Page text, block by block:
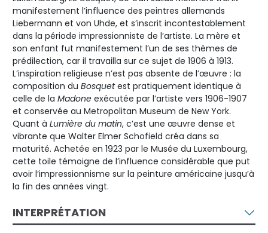
manifestement l’influence des peintres allemands
Liebermann et von Uhde, et s’inscrit incontestablement
dans la période impressionniste de l’artiste. La mère et
son enfant fut manifestement l’un de ses thèmes de
prédilection, car il travailla sur ce sujet de 1906 à 1913.
L’inspiration religieuse n’est pas absente de l’œuvre : la
composition du Bosquetest pratiquement identique à
celle de la Madone exécutée par l’artiste vers 1906-1907
et conservée au Metropolitan Museum de New York.
Quant à Lumière du matin, c’est une œuvre dense et
vibrante que Walter Elmer Schofield créa dans sa
maturité. Achetée en 1923 par le Musée du Luxembourg,
cette toile témoigne de l’influence considérable que put
avoir l’impressionnisme sur la peinture américaine jusqu’à
la fin des années vingt.
INTERPRÉTATION